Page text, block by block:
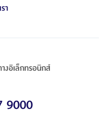
า
งอิเล็กทรอนิกส์
9000